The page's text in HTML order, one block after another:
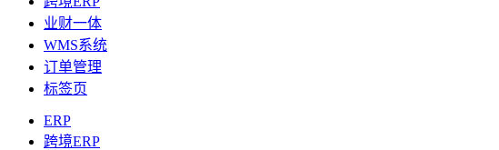
业财一体
WMS系统
订单管理
标签页
ERP
跨境ERP